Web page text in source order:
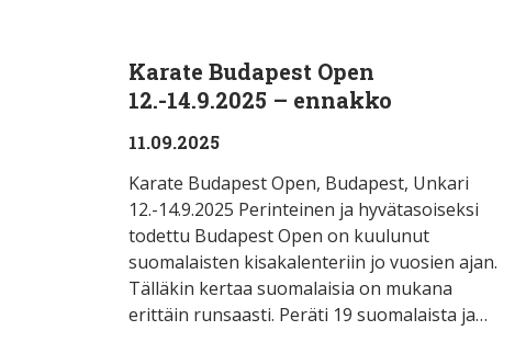
Karate Budapest Open
12.-14.9.2025 – ennakko
11.09.2025
Karate Budapest Open, Budapest, Unkari
12.-14.9.2025 Perinteinen ja hyvätasoiseksi
todettu Budapest Open on kuulunut
suomalaisten kisakalenteriin jo vuosien ajan.
Tälläkin kertaa suomalaisia on mukana
erittäin runsaasti. Peräti 19 suomalaista ja…